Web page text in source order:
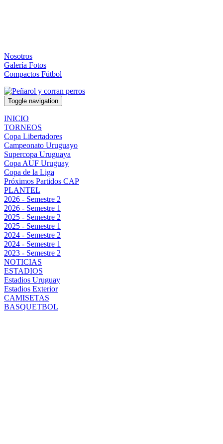
Nosotros
Galería Fotos
Compactos Fútbol
Toggle navigation
INICIO
TORNEOS
Copa Libertadores
Campeonato Uruguayo
Supercopa Uruguaya
Copa AUF Uruguay
Copa de la Liga
Próximos Partidos CAP
PLANTEL
2026 - Semestre 2
2026 - Semestre 1
2025 - Semestre 2
2025 - Semestre 1
2024 - Semestre 2
2024 - Semestre 1
2023 - Semestre 2
NOTICIAS
ESTADIOS
Estadios Uruguay
Estadios Exterior
CAMISETAS
BASQUETBOL